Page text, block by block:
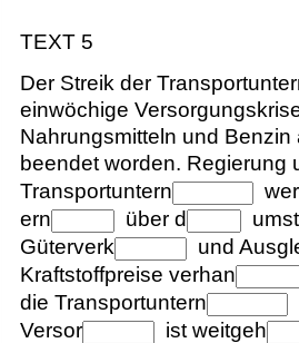
TEXT 5
Der Streik der
einwöchige
Nahrungsmitteln und
beendet worden. Regierung
Transportuntern
ern
über d
Güterverk
und
Kraftstoffpreise verhan
die Transportuntern
Versor
ist weitgeh